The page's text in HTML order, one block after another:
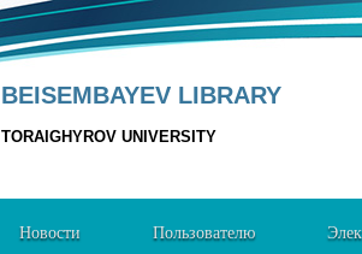
BEISEMBAYEV LIBRARY
TORAIGHYROV UNIVERSITY
Новости Пользователю